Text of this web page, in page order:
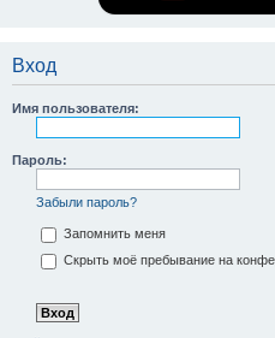
Вход
Имя пользователя:
Пароль:
Забыли пароль?
Запомнить меня
Скрыть моё пребывание на